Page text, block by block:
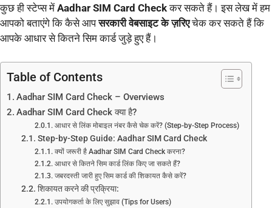
कुछ ही स्टेप्स में Aadhar SIM Card Checkकर सकते हैं। इस लेख में हम
आपको बताएंगे कि कैसे आपसरकारी वेबसाइट के ज़रिएचेक कर सकते हैं कि
आपके आधार से कितने सिम कार्ड जुड़े हुए हैं।
Table of Contents
Aadhar SIM Card Check – Overviews
Aadhar SIM Card Check क्या है?
आधार से लिंक मोबाइल नंबर कैसे चेक करें? (Step-by-Step Process)
Step-by-Step Guide: Aadhar SIM Card Check
क्यों जरूरी है Aadhar SIM Card Check करना?
आधार से कितने सिम कार्ड लिंक किए जा सकते हैं?
जबरदस्ती जारी हुए सिम कार्ड की शिकायत कैसे करें?
शिकायत करने की प्रक्रिया:
उपयोगकर्ता के लिए सुझाव (Tips for Users)